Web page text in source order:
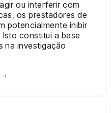
ou interferir com
os prestadores de
potencialmente inibir
constitui a base
na investigação
→